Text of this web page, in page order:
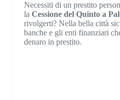
Necessiti di un prestito
la Cessione del Quinto a
rivolgerti? Nella bella città
banche e gli enti finanziari
denaro in prestito.